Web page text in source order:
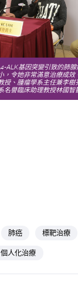
ALK基因突變引致的肺
，令她非常滿意治療成效
授、腫瘤學系主任兼李樹
名譽臨床助理教授林國智
肺癌 標靶治療
個人化治療